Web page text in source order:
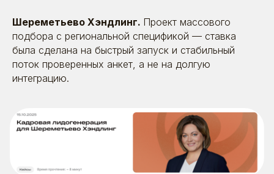
Шереметьево Хэндлинг. Проект массового
подбора с региональной спецификой — ставка
была сделана на быстрый запуск и стабильный
поток проверенных анкет, а не на долгую
интеграцию.